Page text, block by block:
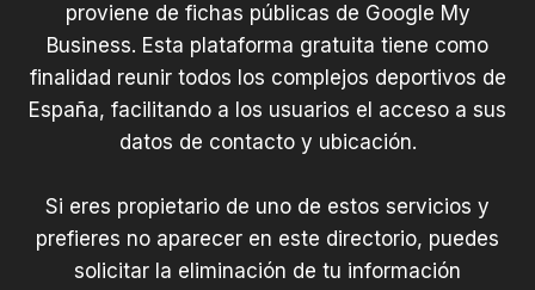
proviene de fichas públicas de Google My
Business. Esta plataforma gratuita tiene como
finalidad reunir todos los complejos deportivos de
España, facilitando a los usuarios el acceso a sus
datos de contacto y ubicación.
Si eres propietario de uno de estos servicios y
prefieres no aparecer en este directorio, puedes
solicitar la eliminación de tu información